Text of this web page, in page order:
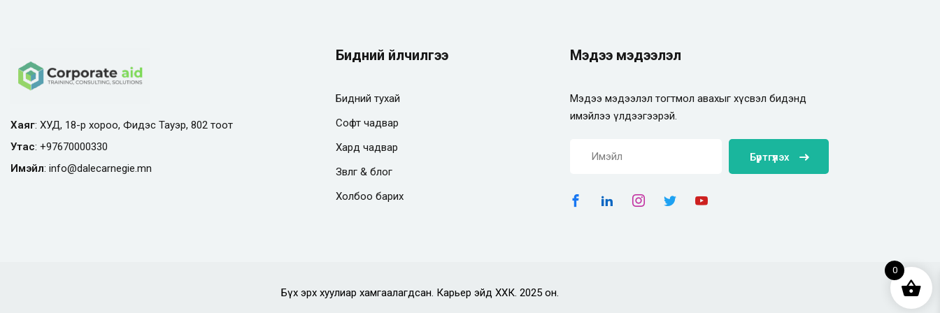
Хаяг: ХУД, 18-р хороо, Фидэс Тауэр, 802 тоот
Утас: +97670000330
Имэйл: info@dalecarnegie.mn
Бидний үйлчилгээ
Бидний тухай
Софт чадвар
Хард чадвар
Зөвлөгөө & блог
Холбоо барих
Мэдээ мэдээлэл
Мэдээ мэдээлэл тогтмол авахыг хүсвэл бидэнд
имэйлээ үлдээгээрэй.
Бүртгүүлэх
Бүх эрх хуулиар хамгаалагдсан. Карьер эйд ХХК. 2025 он.
0